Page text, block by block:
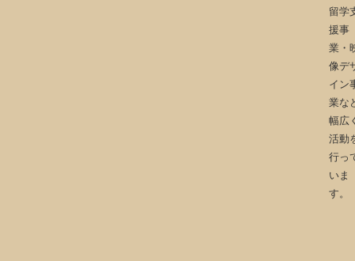
留学
援事
業・
像デ
イン
業な
幅広
活動
行っ
いま
す。